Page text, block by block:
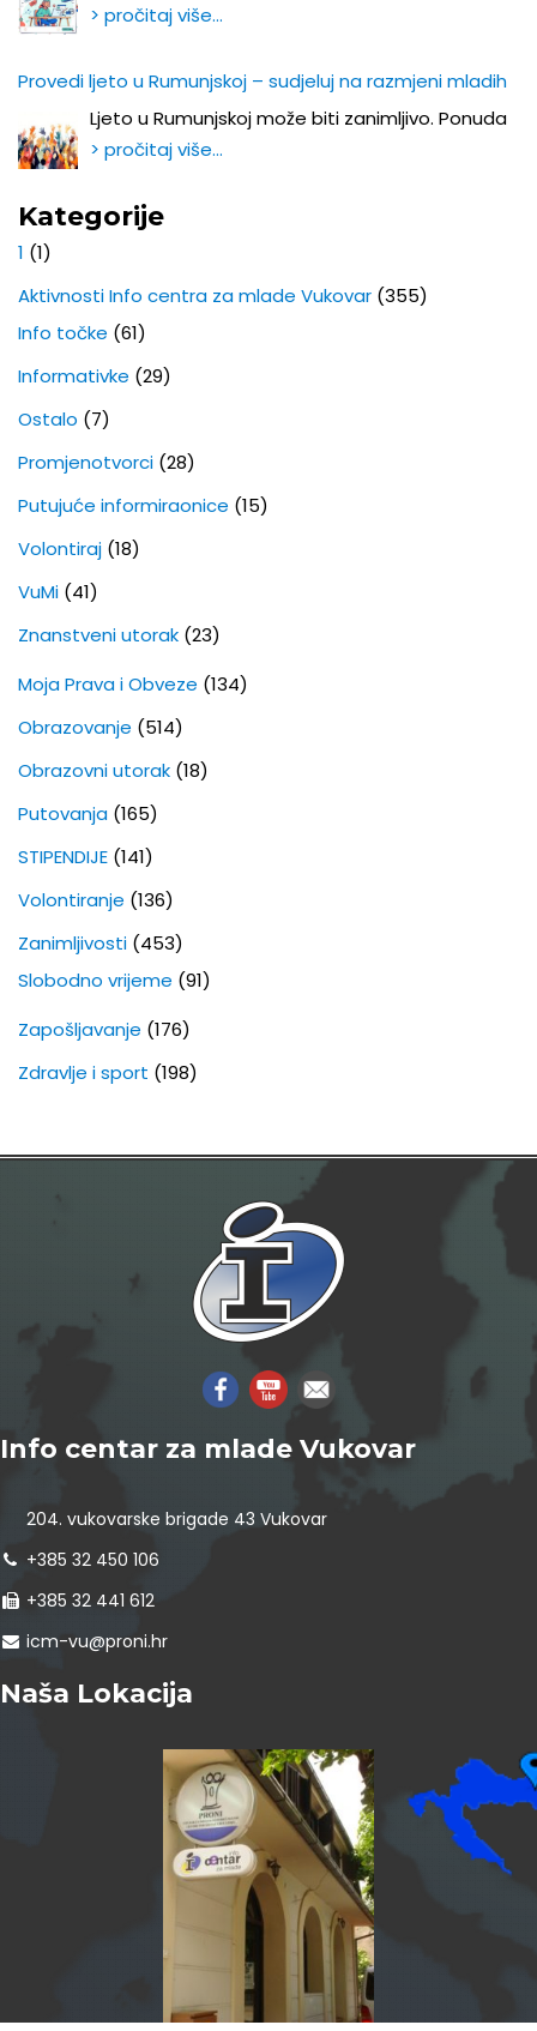
> pročitaj više…
Provedi ljeto u Rumunjskoj – sudjeluj na razmjeni mladih
Ljeto u Rumunjskoj može biti zanimljivo. Ponuda
> pročitaj više…
Kategorije
1 (1)
Aktivnosti Info centra za mlade Vukovar (355)
Info točke (61)
Informativke (29)
Ostalo (7)
Promjenotvorci (28)
Putujuće informiraonice (15)
Volontiraj (18)
VuMi (41)
Znanstveni utorak (23)
Moja Prava i Obveze (134)
Obrazovanje (514)
Obrazovni utorak (18)
Putovanja (165)
STIPENDIJE (141)
Volontiranje (136)
Zanimljivosti (453)
Slobodno vrijeme (91)
Zapošljavanje (176)
Zdravlje i sport (198)
Info centar za mlade Vukovar
204. vukovarske brigade 43 Vukovar
+385 32 450 106
+385 32 441 612
icm-vu@proni.hr
Naša Lokacija